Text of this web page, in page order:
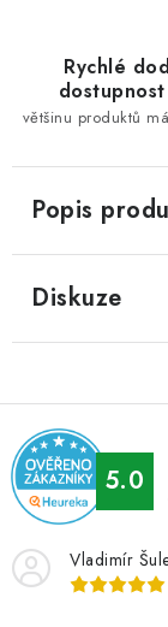
Rychlé
většinu produktů
Popis
Diskuze
5.0
Vladimír